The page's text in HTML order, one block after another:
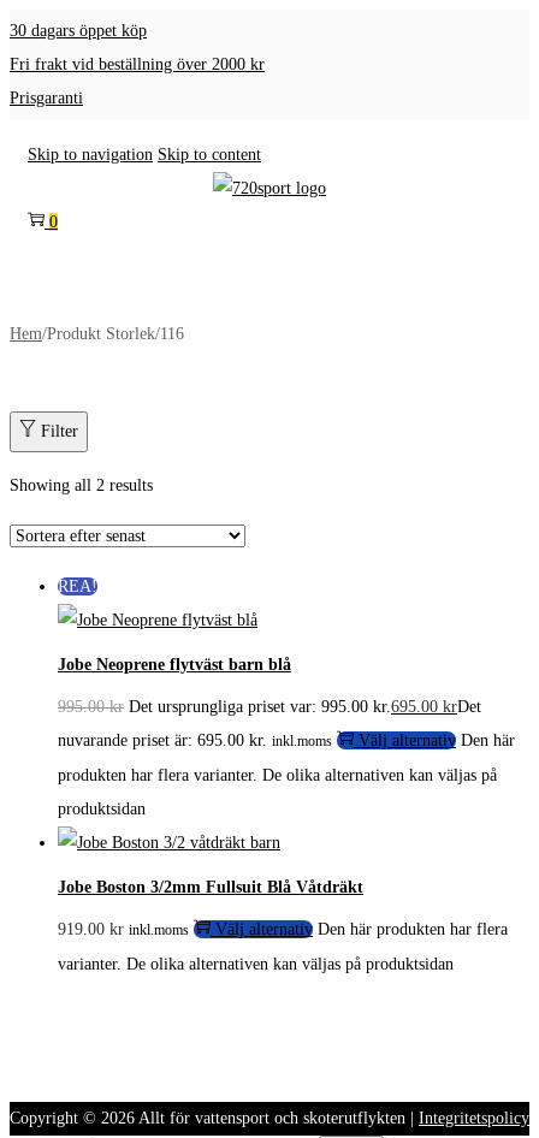
30 dagars öppet köp
Fri frakt vid beställning över 2000 kr
Prisgaranti
Skip to navigation Skip to content
0
Hem/Produkt Storlek/116
Filter
Showing all 2 results
REA!
Jobe Neoprene flytväst barn blå
995.00kr Det ursprungliga priset var: 995.00 kr.695.00 krDet
nuvarande priset är: 695.00 kr. inkl.moms Välj alternativ Den här
produkten har flera varianter. De olika alternativen kan väljas på
produktsidan
Jobe Boston 3/2mm Fullsuit Blå Våtdräkt
919.00 kr inkl.moms Välj alternativ Den här produkten har flera
varianter. De olika alternativen kan väljas på produktsidan
Copyright © 2026 Allt för vattensport och skoterutflykten Integritetspolicy